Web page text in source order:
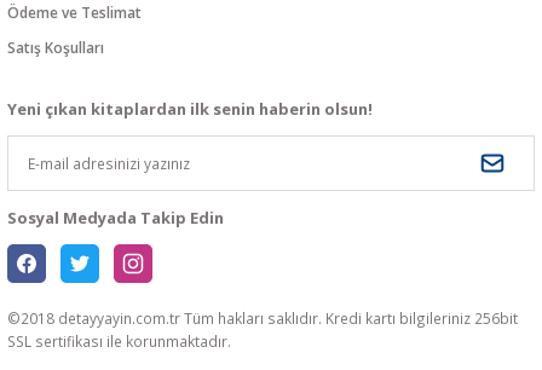
Ödeme ve Teslimat
Satış Koşulları
Yeni çıkan kitaplardan ilk senin haberin olsun!
Sosyal Medyada Takip Edin
©2018 detayyayin.com.tr Tüm hakları saklıdır. Kredi kartı bilgileriniz 256bit
SSL sertifikası ile korunmaktadır.